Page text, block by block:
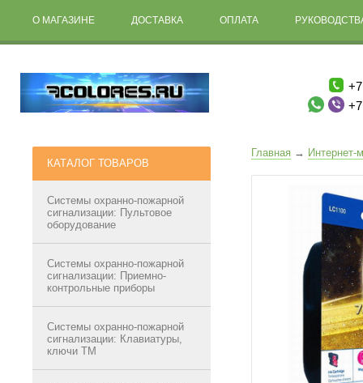
О МАГАЗИНЕ ДОСТАВКА ОПЛАТА
КАТАЛОГ ТОВАРОВ
Системы охранно-пожарной
сигнализации: Пультовое
оборудование
Системы охранно-пожарной
сигнализации: Приемно-
контрольные приборы
Системы охранно-пожарной
сигнализации: Клавиатуры,
ключи ТМ
Главная → Интернет-